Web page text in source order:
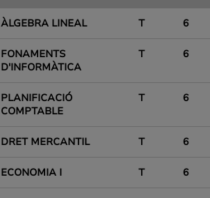
ÀLGEBRA LINEAL T 6
FONAMENTS
D'INFORMÀTICA
T 6
PLANIFICACIÓ
COMPTABLE
T 6
DRET MERCANTIL T 6
ECONOMIA I T 6